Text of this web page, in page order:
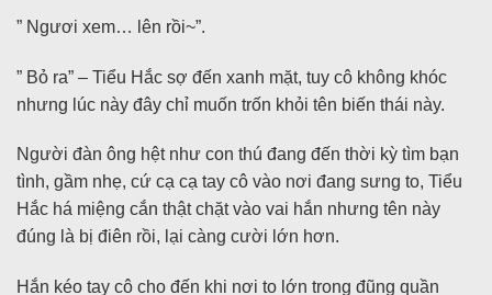
” Ngươi xem… lên rồi~”.
” Bỏ ra” – Tiểu Hắc sợ đến xanh mặt, tuy cô không khóc
nhưng lúc này đây chỉ muốn trốn khỏi tên biến thái này.
Người đàn ông hệt như con thú đang đến thời kỳ tìm bạn
tình, gầm nhẹ, cứ cạ cạ tay cô vào nơi đang sưng to, Tiểu
Hắc há miệng cắn thật chặt vào vai hắn nhưng tên này
đúng là bị điên rồi, lại càng cười lớn hơn.
Hắn kéo tay cô cho đến khi nơi to lớn trong đũng quần